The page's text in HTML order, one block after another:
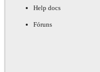
Help docs
Fóruns